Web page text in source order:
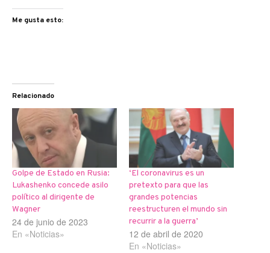
Me gusta esto:
Relacionado
Golpe de Estado en Rusia:
Lukashenko concede asilo
político al dirigente de
Wagner
24 de junio de 2023
En «Noticias»
‘El coronavirus es un
pretexto para que las
grandes potencias
reestructuren el mundo sin
recurrir a la guerra’
12 de abril de 2020
En «Noticias»